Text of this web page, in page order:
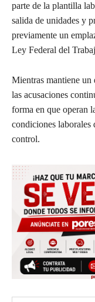
parte de la plantilla
salida de unidades y
previamente un
Ley Federal del
Mientras mantiene un
las acusaciones
forma en que operan
condiciones laborales
control.